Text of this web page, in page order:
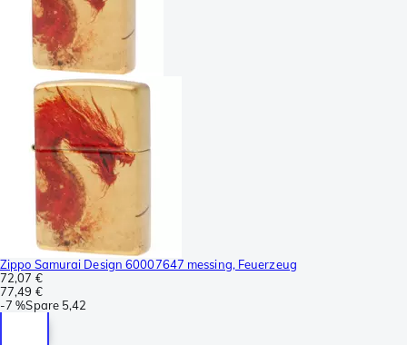
Zippo Samurai Design 60007647 messing, Feuerzeug
72,07 €
77,49 €
-7 %Spare 5,42